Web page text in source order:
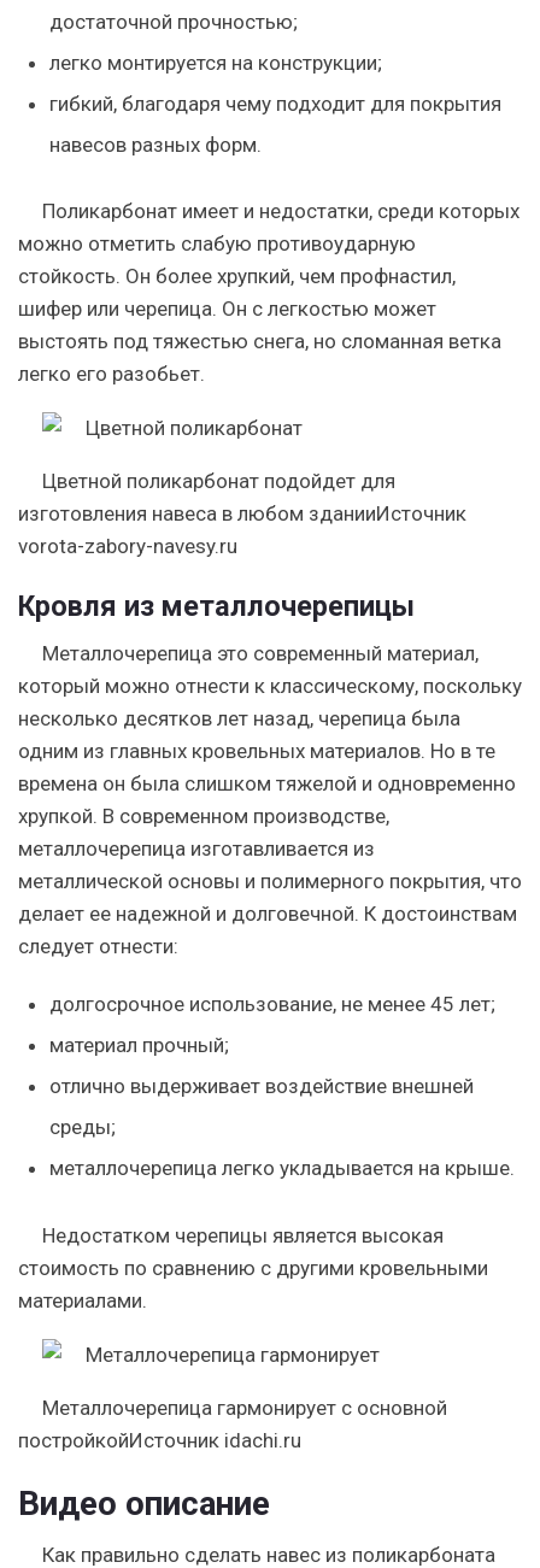
достаточной прочностью;
легко монтируется на конструкции;
гибкий, благодаря чему подходит для покрытия
навесов разных форм.
Поликарбонат имеет и недостатки, среди которых
можно отметить слабую противоударную
стойкость. Он более хрупкий, чем профнастил,
шифер или черепица. Он с легкостью может
выстоять под тяжестью снега, но сломанная ветка
легко его разобьет.
Цветной поликарбонат подойдет для
изготовления навеса в любом зданииИсточник
vorota-zabory-navesy.ru
Кровля из металлочерепицы
Металлочерепица это современный материал,
который можно отнести к классическому, поскольку
несколько десятков лет назад, черепица была
одним из главных кровельных материалов. Но в те
времена он была слишком тяжелой и одновременно
хрупкой. В современном производстве,
металлочерепица изготавливается из
металлической основы и полимерного покрытия, что
делает ее надежной и долговечной. К достоинствам
следует отнести:
долгосрочное использование, не менее 45 лет;
материал прочный;
отлично выдерживает воздействие внешней
среды;
металлочерепица легко укладывается на крыше.
Недостатком черепицы является высокая
стоимость по сравнению с другими кровельными
материалами.
Металлочерепица гармонирует с основной
постройкойИсточник idachi.ru
Видео описание
Как правильно сделать навес из поликарбоната